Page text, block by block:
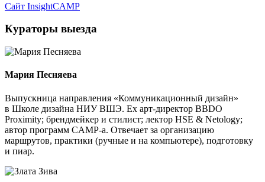
Сайт InsightCAMP
Кураторы выезда
Мария Песняева
Выпускница направления «Коммуникационный дизайн»
в Школе дизайна НИУ ВШЭ. Ex арт-директор BBDO
Proximity; брендмейкер и стилист; лектор HSE & Netology;
автор программ CAMP-а. Отвечает за организацию
маршрутов, практики (ручные и на компьютере), подготовку
и пиар.